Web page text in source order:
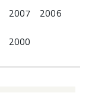
2007
2006
2000